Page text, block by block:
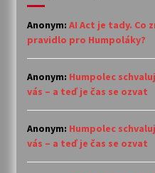
Anonym: AI Act je tady. Co
pravidlo pro Humpoláky?
Anonym: Humpolec
vás – a teď je čas se ozvat
Anonym: Humpolec
vás – a teď je čas se ozvat